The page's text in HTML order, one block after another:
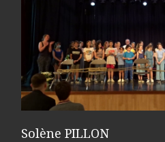
Solène PILLON